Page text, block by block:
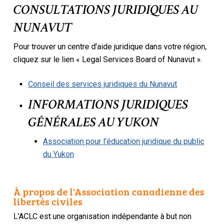
CONSULTATIONS JURIDIQUES AU
NUNAVUT
Pour trouver un centre d’aide juridique dans votre région,
cliquez sur le lien « Legal Services Board of Nunavut ».
Conseil des services juridiques du Nunavut
INFORMATIONS JURIDIQUES
GÉNÉRALES AU YUKON
Association pour l’éducation juridique du public
du Yukon
À propos de l'Association canadienne des
libertés civiles
L’ACLC est une organisation indépendante à but non